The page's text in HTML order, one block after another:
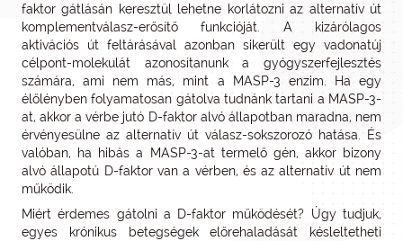
faktor gátlásán keresztül lehetne korlátozni az alternatív út
komplementválasz-erősítő funkcióját. A kizárólagos
aktivációs út feltárásával azonban sikerült egy vadonatúj
célpont-molekulát azonosítanunk a gyógyszerfejlesztés
számára, ami nem más, mint a MASP-3 enzim. Ha egy
élőlényben folyamatosan gátolva tudnánk tartani a MASP-3-
at, akkor a vérbe jutó D-faktor alvó állapotban maradna, nem
érvényesülne az alternatív út válasz-sokszorozó hatása. És
valóban, ha hibás a MASP-3-at termelő gén, akkor bizony
alvó állapotú D-faktor van a vérben, és az alternatív út nem
működik.
Miért érdemes gátolni a D-faktor működését? Úgy tudjuk,
egyes krónikus betegségek előrehaladását késleltetheti